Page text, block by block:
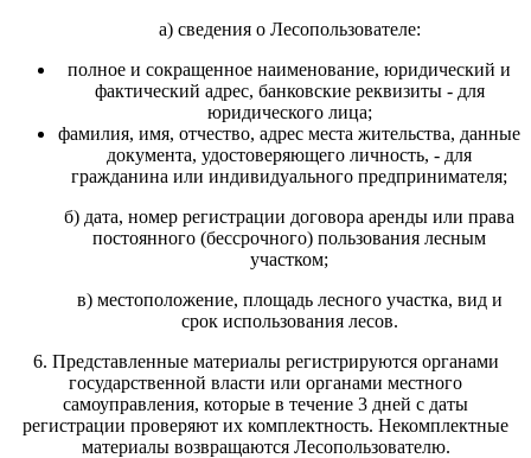
а) сведения о Лесопользователе:
полное и сокращенное наименование, юридический и
фактический адрес, банковские реквизиты - для
юридического лица;
фамилия, имя, отчество, адрес места жительства, данные
документа, удостоверяющего личность, - для
гражданина или индивидуального предпринимателя;
б) дата, номер регистрации договора аренды или права
постоянного (бессрочного) пользования лесным
участком;
в) местоположение, площадь лесного участка, вид и
срок использования лесов.
6. Представленные материалы регистрируются органами
государственной власти или органами местного
самоуправления, которые в течение 3 дней с даты
регистрации проверяют их комплектность. Некомплектные
материалы возвращаются Лесопользователю.